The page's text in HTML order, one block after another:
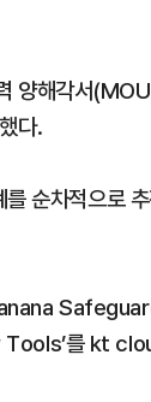
해각서
다.
순차적으로
를 kt